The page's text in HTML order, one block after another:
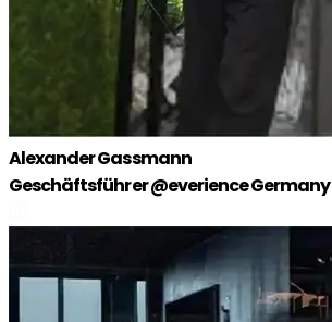
Alexander Gassmann
Geschäftsführer @everience Germany